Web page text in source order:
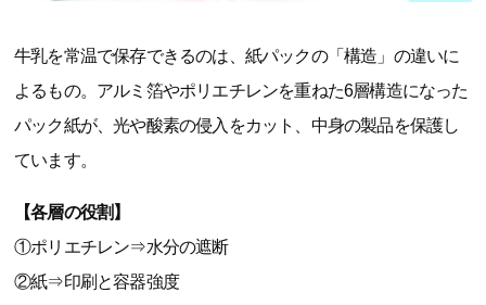
牛乳を常温で保存できるのは、紙パックの「構造」の違いに
よるもの。アルミ箔やポリエチレンを重ねた6層構造になった
パック紙が、光や酸素の侵入をカット、中身の製品を保護し
ています。
【各層の役割】
①ポリエチレン⇒水分の遮断
②紙⇒印刷と容器強度